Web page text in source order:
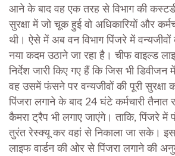
आने के बाद वह एक तरह से विभाग की
सुरक्षा में जो चूक हुई वो अधिकारियों और
थी। ऐसे में अब वन विभाग पिंजरे में वन्यजीवों
नया कदम उठाने जा रहा है। चीफ वाइल्ड
निर्देश जारी किए गए हैं कि जिस भी डिवीजन
वह उसमें फंसने पर वन्यजीवों की पूरी सुरक्षा
पिंजरा लगाने के बाद 24 घंटे कर्मचारी तैनात
कैमरा ट्रैप भी लगाए जाएंगे। ताकि, पिंजरे में
तुरंत रेस्क्यू कर वहां से निकाला जा सके।
लाइफ वार्डन की ओर से पिंजरा लगाने की